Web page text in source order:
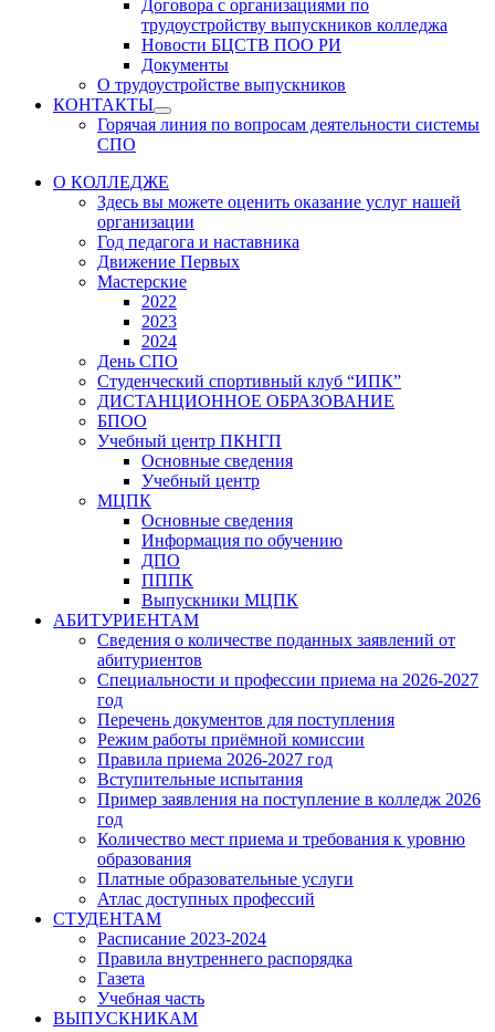
menusub
menu
Договора с организациями по
трудоустройству выпускников колледжа
Новости БЦСТВ ПОО РИ
Документы
О трудоустройстве выпускников
КОНТАКТЫ
Show
sub
Горячая линия по вопросам деятельности системы
СПО
О КОЛЛЕДЖЕ
Здесь вы можете оценить оказание услуг нашей
организации
Год педагога и наставника
Движение Первых
Мастерские
2022
2023
2024
День СПО
Студенческий спортивный клуб “ИПК”
ДИСТАНЦИОННОЕ ОБРАЗОВАНИЕ
БПОО
Учебный центр ПКНГП
Основные сведения
Учебный центр
МЦПК
Основные сведения
Информация по обучению
ДПО
ПППК
Выпускники МЦПК
АБИТУРИЕНТАМ
Сведения о количестве поданных заявлений от
абитуриентов
Специальности и профессии приема на 2026-2027
год
Перечень документов для поступления
Режим работы приёмной комиссии
Правила приема 2026-2027 год
Вступительные испытания
Пример заявления на поступление в колледж 2026
год
Количество мест приема и требования к уровню
образования
Платные образовательные услуги
Атлас доступных профессий
СТУДЕНТАМ
Расписание 2023-2024
Правила внутреннего распорядка
Газета
Учебная часть
ВЫПУСКНИКАМ